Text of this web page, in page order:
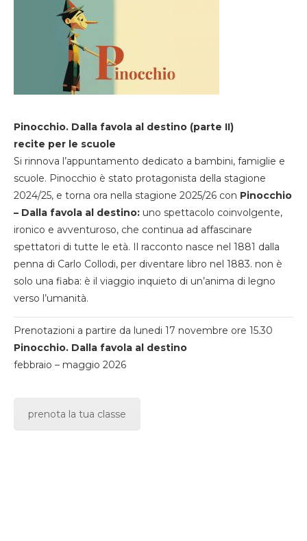
Pinocchio. Dalla favola al destino (parte II)
recite per le scuole
Si rinnova l’appuntamento dedicato a bambini, famiglie e
scuole. Pinocchio è stato protagonista della stagione
2024/25, e torna ora nella stagione 2025/26 con Pinocchio
– Dalla favola al destino: uno spettacolo coinvolgente,
ironico e avventuroso, che continua ad affascinare
spettatori di tutte le età. Il racconto nasce nel 1881 dalla
penna di Carlo Collodi, per diventare libro nel 1883. non è
solo una fiaba: è il viaggio inquieto di un’anima di legno
verso l’umanità.
Prenotazioni a partire da lunedi 17 novembre ore 15.30
Pinocchio. Dalla favola al destino
febbraio – maggio 2026
prenota la tua classe